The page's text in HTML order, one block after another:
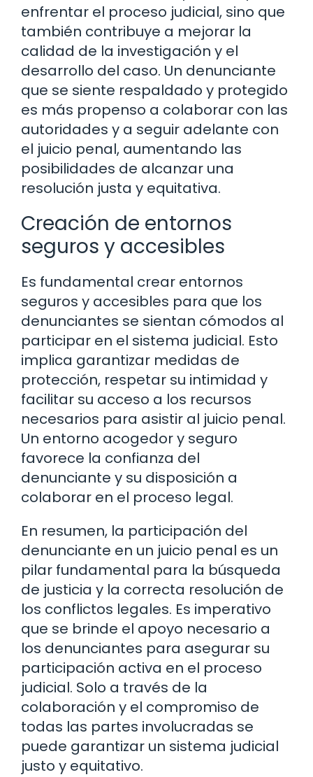
enfrentar el proceso judicial, sino que
también contribuye a mejorar la
calidad de la investigación y el
desarrollo del caso. Un denunciante
que se siente respaldado y protegido
es más propenso a colaborar con las
autoridades y a seguir adelante con
el juicio penal, aumentando las
posibilidades de alcanzar una
resolución justa y equitativa.
Creación de entornos
seguros y accesibles
Es fundamental crear entornos
seguros y accesibles para que los
denunciantes se sientan cómodos al
participar en el sistema judicial. Esto
implica garantizar medidas de
protección, respetar su intimidad y
facilitar su acceso a los recursos
necesarios para asistir al juicio penal.
Un entorno acogedor y seguro
favorece la confianza del
denunciante y su disposición a
colaborar en el proceso legal.
En resumen, la participación del
denunciante en un juicio penal es un
pilar fundamental para la búsqueda
de justicia y la correcta resolución de
los conflictos legales. Es imperativo
que se brinde el apoyo necesario a
los denunciantes para asegurar su
participación activa en el proceso
judicial. Solo a través de la
colaboración y el compromiso de
todas las partes involucradas se
puede garantizar un sistema judicial
justo y equitativo.